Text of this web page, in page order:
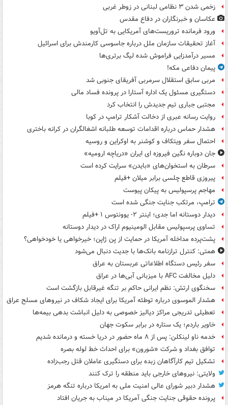
زخمی شدن ۳ نظامی لبنانی در زوطر غربی
عکاسان و خبرنگاران در دفاع مقدس
ورود فرمانده تروریست‌های آمریکایی به تل‌آویو
آغاز تحقیقات سازمان ملل درباره جاسوسی کارمندش برای اسرائیل
مسیر درآمدزایی فراموش شده لیگ برتری‌ها
پیمان دفاعی مکه!
مربی سابق استقلال سرمربی آفریقای جنوبی شد
دستگیری مسئول یک اداره آستارا در پرونده فساد مالی
مجتبی جباری تیم جدیدش را انتخاب کرد
روایت رسانه عبری از دخالت آشکار ترامپ در کوبا
هشدار حماس درباره اقدامات توسعه طلبانه اشغالگران در کرانه باختری
احتمال سفر ویتکاف و کوشنر به اوکراین و روسیه
جان دوباره نگین فیروزه ای ایران «دریاچه ارومیه»
سرطان به استخوان‌های «بایدن» سرایت کرده است
پیروزی قاطع چلسی برابر میلان +فیلم
مهاجم پرسپولیس به پیکان پیوست
ترامپ، مرتکب جنایت جنگی شده است
دیدار دوستانه اما جدی؛ اینتر ۲- یوونتوس ۱ +فیلم
تساوی پرسپولیس مقابل الومینیوم اراک در دیدار دوستانه
پشت‌پرده مداخله آمریکا در حمایت از یِن ژاپن؛ خیرخواهی یا خودخواهی؟
همتی: کنترل ترازنامه بانک‌ها با جدیت دنبال می‌شود
سفر رئیس دستگاه اطلاعاتی عربستان به عراق
دلیل مخالفت AFC با میزبانی آبی‌ها در عراق
سخنگوی ارتش: نظم ایرانی حاکم بر تنگه غیرقابل بازگشت است
هشدار الموسوی درباره توطئه آمریکا برای ایجاد شکاف در نیروهای مسلح عراق
تعطیلی تدریجی مراکز دیالیز خصوصی به دلیل انباشت بدهی بیمه‌ها
خاویر باردم؛ یک ستاره در برابر سکوت جهان
خدمه ناو لینکلن: پس از ۸ ماه حضور در دریا خسته و درمانده‌ شدیم
توافق بغداد و شرکت «شورون» برای احداث خط لوله بصره
تشکیل تیم کارآگاهان زبده برای دستگیری عاملان قتل رجب‌زاده
ولایتی: نیروهای خارجی باید منطقه را ترک کنند
هشدار دبیر شورای عالی امنیت ملی به امریکا درباره تنگه هرمز
پرونده حقوقی جنایت جنگی آمریکا در میناب به جریان افتاد